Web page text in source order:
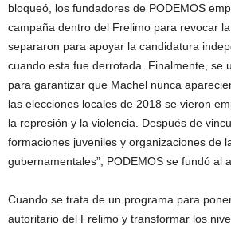
bloqueó, los fundadores de PODEMOS
campaña dentro del Frelimo para revocar
separaron para apoyar la candidatura
cuando esta fue derrotada. Finalmente, se
para garantizar que Machel nunca
las elecciones locales de 2018 se vieron
la represión y la violencia. Después de
formaciones juveniles y organizaciones de
gubernamentales”, PODEMOS se fundó al
Cuando se trata de un programa para
autoritario del Frelimo y transformar los